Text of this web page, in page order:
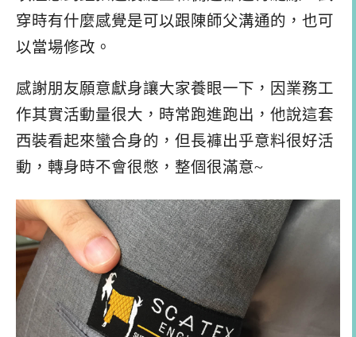
穿時有什麼感覺是可以跟陳師父溝通的，也可
以當場修改。
感謝朋友願意獻身讓大家養眼一下，因業務工
作其實活動量很大，時常跑進跑出，他說這套
西裝看起來蠻合身的，但長褲出乎意料很好活
動，轉身時不會很憋，整個很滿意~